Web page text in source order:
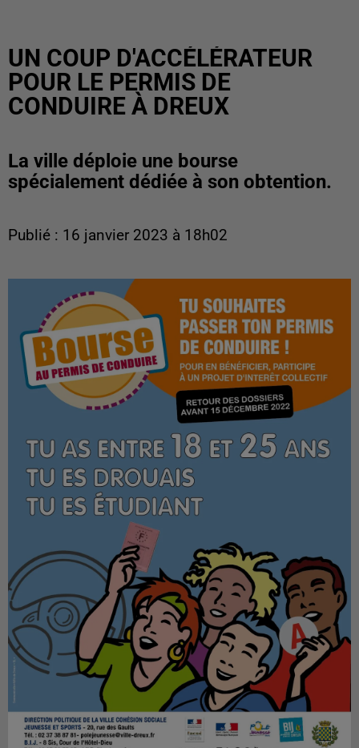
UN COUP D'ACCÉLÉRATEUR
POUR LE PERMIS DE
CONDUIRE À DREUX
La ville déploie une bourse
spécialement dédiée à son obtention.
Publié : 16 janvier 2023 à 18h02